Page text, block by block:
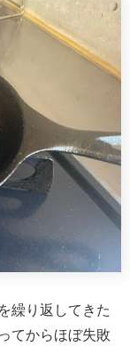
繰り返してきた
てからほぼ失敗